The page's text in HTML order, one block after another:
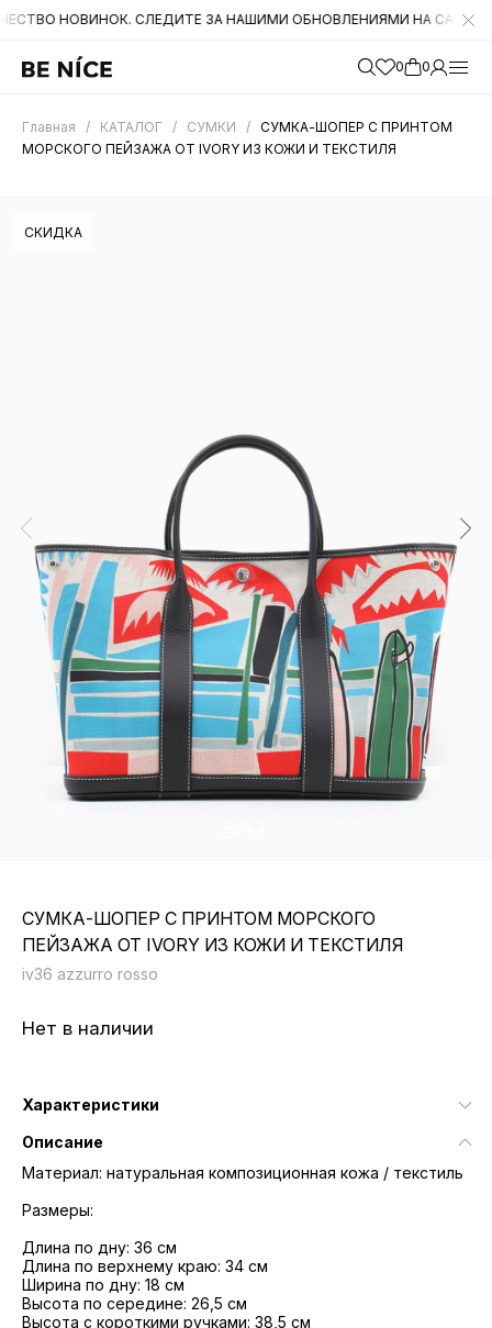
НОВИНОК. СЛЕДИТЕ ЗА НАШИМИ ОБНОВЛЕНИЯМИ НА САЙТЕ. А
0 0
Главная / КАТАЛОГ / СУМКИ / СУМКА-ШОПЕР С ПРИНТОМ
МОРСКОГО ПЕЙЗАЖА ОТ IVORY ИЗ КОЖИ И ТЕКСТИЛЯ
СКИДКА
СУМКА-ШОПЕР С ПРИНТОМ МОРСКОГО
ПЕЙЗАЖА ОТ IVORY ИЗ КОЖИ И ТЕКСТИЛЯ
iv36 azzurro rosso
Нет в наличии
Характеристики
Описание
Материал: натуральная композиционная кожа / текстиль
Размеры:
Длина по дну: 36 см
Длина по верхнему краю: 34 см
Ширина по дну: 18 см
Высота по середине: 26,5 см
Высота с короткими ручками: 38,5 см